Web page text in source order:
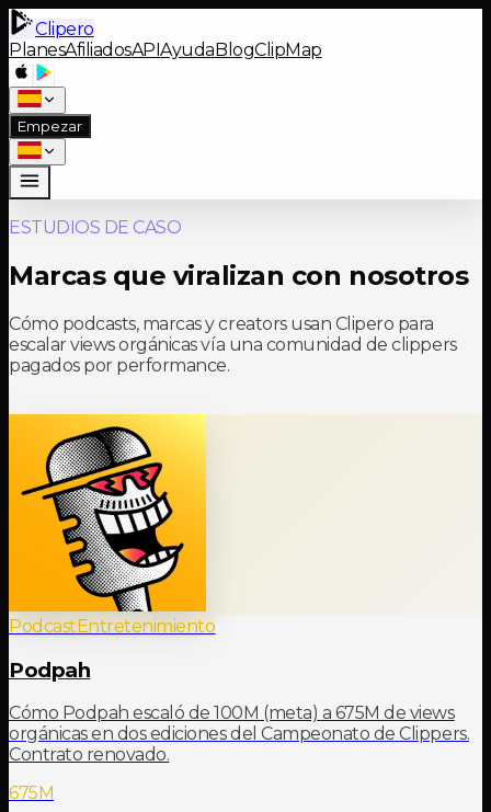
Clipero
PlanesAfiliadosAPIAyudaBlogClipMap
Empezar
ESTUDIOS DE CASO
Marcas que viralizan con nosotros
Cómo podcasts, marcas y creators usan Clipero para
escalar views orgánicas vía una comunidad de clippers
pagados por performance.
PodcastEntretenimiento
Podpah
Cómo Podpah escaló de 100M (meta) a 675M de views
orgánicas en dos ediciones del Campeonato de Clippers.
Contrato renovado.
675M